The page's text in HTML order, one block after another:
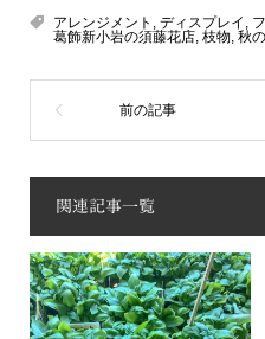
アレンジメント , ディスプレイ ,
葛飾新小岩の須藤花店, 枝物, 秋
関連記事一覧